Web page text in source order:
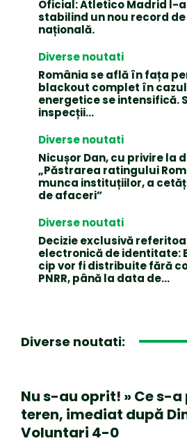
Oficial: Atletico Madrid l-
stabilind un nou record
națională.
Diverse noutati
România se află în fața
blackout complet în
energetice se intensifică.
inspecții…
Diverse noutati
Nicușor Dan, cu privire la
„Păstrarea ratingului
munca instituțiilor, a
de afaceri”
Diverse noutati
Decizie exclusivă
electronică de identitate:
cip vor fi distribuite fără
PNRR, până la data de...
Diverse noutati:
Nu s-au oprit! » Ce s-
teren, imediat după
Voluntari 4-0